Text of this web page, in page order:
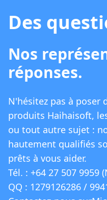
Cliquez sur le lien
commencera à
Si le
s'ouvrira
pas obtenu de
page d'obtention
obtenu la licence,
fichier multimédia
3. Aperçu des
principal
Appuyez sur
inférieur droit de
accéder au Menu
Des
Nos
réponses.
N'hésitez pas à poser
produits Haihaisoft,
ou tout autre sujet :
hautement qualifiés
prêts à vous aider.
Tél. : +64 27 507 9959
QQ : 1279126286 /